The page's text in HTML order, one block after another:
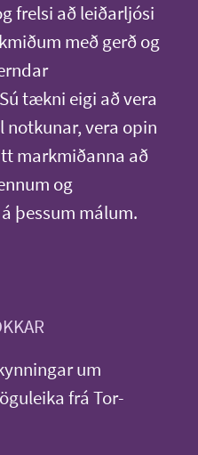
frelsi að leiðarljósi
með gerð og
tækni eigi að vera
vera opin
markmiðanna að
og
þessum málum.
um
frá Tor-